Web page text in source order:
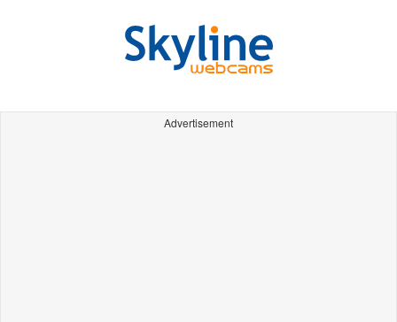
Advertisement